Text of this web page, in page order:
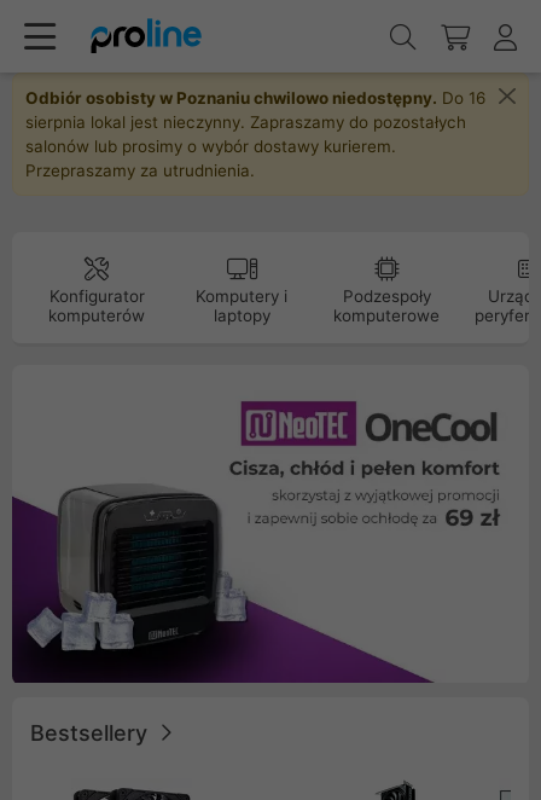
Odbiór osobisty w Poznaniu chwilowo niedostępny. Do 16
sierpnia lokal jest nieczynny. Zapraszamy do pozostałych
salonów lub prosimy o wybór dostawy kurierem.
Przepraszamy za utrudnienia.
Konfigurator
komputerów
Komputery i
laptopy
Podzespoły
komputerowe
Bestsellery